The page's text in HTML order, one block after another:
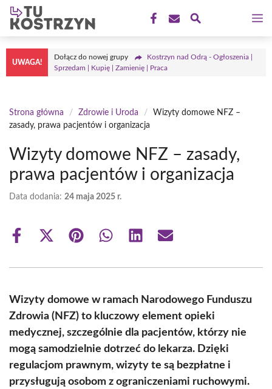
Przejdź
treści
UWAGA!
Dołącz do nowej grupy
Kostrzyn nad Odrą - Ogłoszenia |
Sprzedam | Kupię | Zamienię | Praca
Strona główna / Zdrowie i Uroda /
Wizyty domowe NFZ –
zasady, prawa pacjentów i organizacja
Wizyty domowe NFZ – zasady,
prawa pacjentów i organizacja
Data dodania: 24 maja 2025 r.
Share
Share
(Twitter)
Share Share Share Share
Wizyty domowe w ramach Narodowego Funduszu
Zdrowia (NFZ) to kluczowy element opieki
medycznej, szczególnie dla pacjentów, którzy nie
mogą samodzielnie dotrzeć do lekarza. Dzięki
regulacjom prawnym, wizyty te są bezpłatne i
przysługują osobom z ograniczeniami ruchowymi.